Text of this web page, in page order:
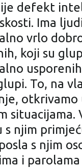
defekt
Ima
vrlo
koji su
usporenih
To, na
otkrivamo
situacijama.
s njim
s njim
i